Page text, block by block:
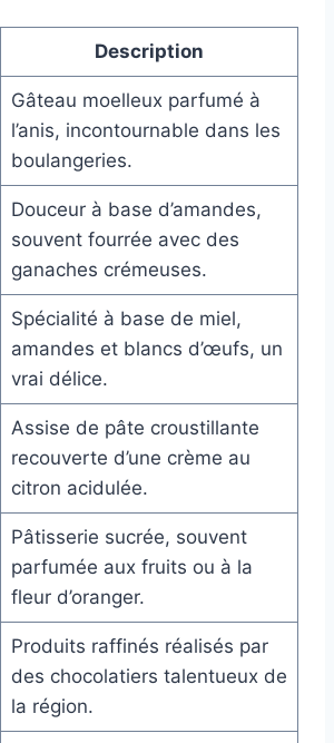
Description
Gâteau moelleux parfumé à
l’anis, incontournable dans les
boulangeries.
Douceur à base d’amandes,
souvent fourrée avec des
ganaches crémeuses.
Spécialité à base de miel,
amandes et blancs d’œufs, un
vrai délice.
Assise de pâte croustillante
recouverte d’une crème au
citron acidulée.
Pâtisserie sucrée, souvent
parfumée aux fruits ou à la
fleur d’oranger.
Produits raffinés réalisés par
des chocolatiers talentueux de
la région.